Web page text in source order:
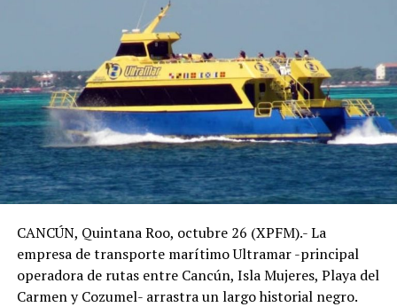
CANCÚN, Quintana Roo, octubre 26 (XPFM).- La
empresa de transporte marítimo Ultramar -principal
operadora de rutas entre Cancún, Isla Mujeres, Playa del
Carmen y Cozumel- arrastra un largo historial negro.